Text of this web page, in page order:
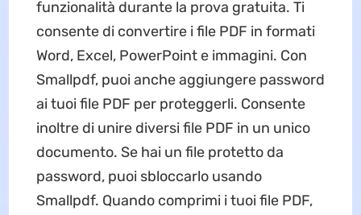
funzionalità durante la prova gratuita. Ti
consente di convertire i file PDF in formati
Word, Excel, PowerPoint e immagini. Con
Smallpdf, puoi anche aggiungere password
ai tuoi file PDF per proteggerli. Consente
inoltre di unire diversi file PDF in un unico
documento. Se hai un file protetto da
password, puoi sbloccarlo usando
Smallpdf. Quando comprimi i tuoi file PDF,